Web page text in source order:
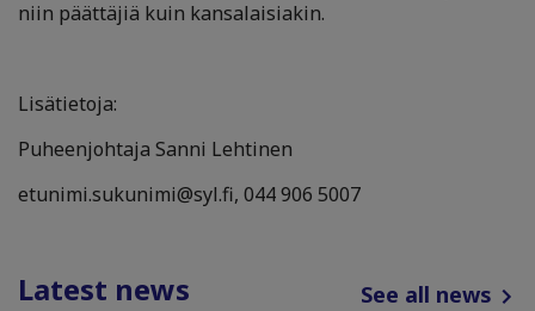
niin päättäjiä kuin kansalaisiakin.
Lisätietoja:
Puheenjohtaja Sanni Lehtinen
etunimi.sukunimi@syl.fi, 044 906 5007
Latest news See all news